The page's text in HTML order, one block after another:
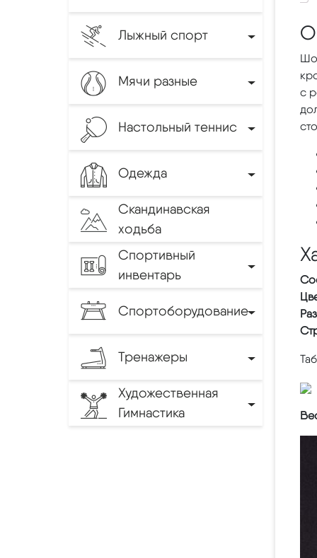
Лыжный спорт
Мячи разные
Настольный теннис
Одежда
Скандинавская
ходьба
Спортивный
инвентарь
Спортоборудование
Тренажеры
Художественная
Гимнастика
с